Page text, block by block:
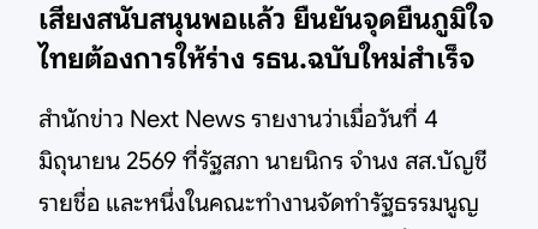
เสียงสนับสนุนพอแล้ว ยืนยันจุดยืนภูมิใจ
ไทยต้องการให้ร่าง รธน.ฉบับใหม่สำเร็จ
สำนักข่าว Next News รายงานว่าเมื่อวันที่ 4
มิถุนายน 2569 ที่รัฐสภา นายนิกร จำนง สส.บัญชี
รายชื่อ และหนึ่งในคณะทำงานจัดทำรัฐธรรมนูญ